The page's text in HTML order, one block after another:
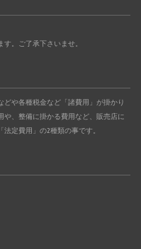
。ご了承下さいませ。
や各種税金など「諸費用」が掛かり
や、整備に掛かる費用など、販売店に
定費用」の2種類の事です。